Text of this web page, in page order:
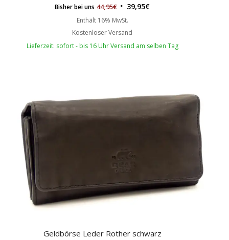
Bisher bei uns 44,95€ 39,95€
Enthält 16% MwSt.
Kostenloser Versand
Lieferzeit: sofort - bis 16 Uhr Versand am selben Tag
Geldbörse Leder Rother schwarz